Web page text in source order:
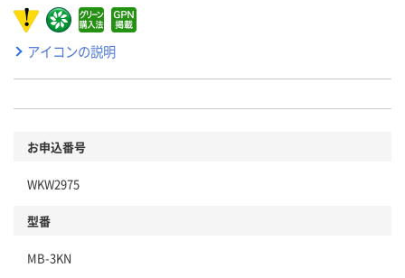
アイコンの説明
お申込番号
WKW2975
型番
MB-3KN